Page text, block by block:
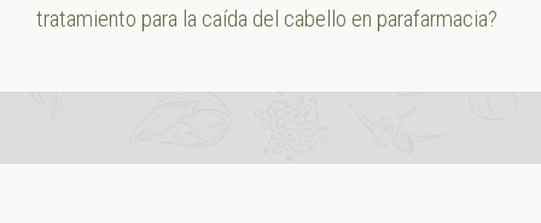
tratamiento para la caída del cabello en parafarmacia?